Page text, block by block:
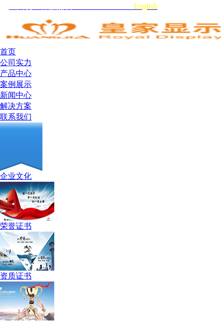
English
首页
公司实力
产品中心
案例展示
新闻中心
解决方案
联系我们
企业文化
荣誉证书
资质证书